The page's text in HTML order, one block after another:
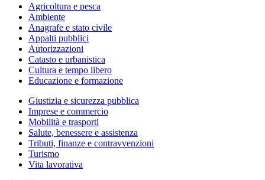
Agricoltura e pesca
Ambiente
Anagrafe e stato civile
Appalti pubblici
Autorizzazioni
Catasto e urbanistica
Cultura e tempo libero
Educazione e formazione
Giustizia e sicurezza pubblica
Imprese e commercio
Mobilità e trasporti
Salute, benessere e assistenza
Tributi, finanze e contravvenzioni
Turismo
Vita lavorativa